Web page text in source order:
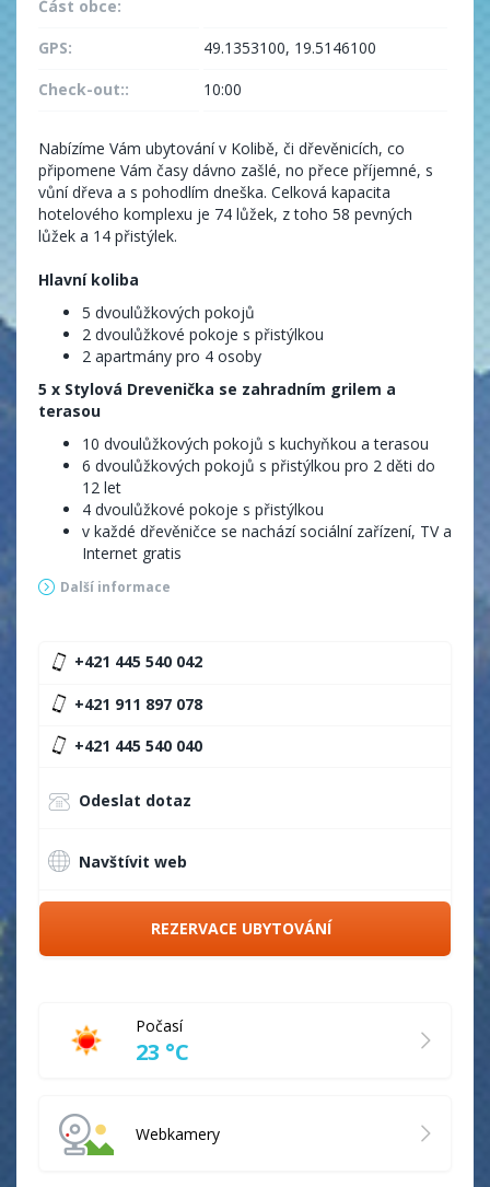
Část obce:
GPS:
49.1353100, 19.5146100
Check-out::
10:00
Nabízíme Vám ubytování v Kolibě, či dřevěnicích, co
připomene Vám časy dávno zašlé, no přece příjemné, s
vůní dřeva a s pohodlím dneška. Celková kapacita
hotelového komplexu je 74 lůžek, z toho 58 pevných
lůžek a 14 přistýlek.
Hlavní koliba
5 dvoulůžkových pokojů
2 dvoulůžkové pokoje s přistýlkou
2 apartmány pro 4 osoby
5 x Stylová Drevenička se zahradním grilem a
terasou
10 dvoulůžkových pokojů s kuchyňkou a terasou
6 dvoulůžkových pokojů s přistýlkou pro 2 děti do
12 let
4 dvoulůžkové pokoje s přistýlkou
v každé dřevěničce se nachází sociální zařízení, TV a
Internet gratis
Další informace
+421 445 540 042
+421 911 897 078
+421 445 540 040
Odeslat dotaz
Navštívit web
REZERVACE UBYTOVÁNÍ
Počasí
23 °C
Webkamery